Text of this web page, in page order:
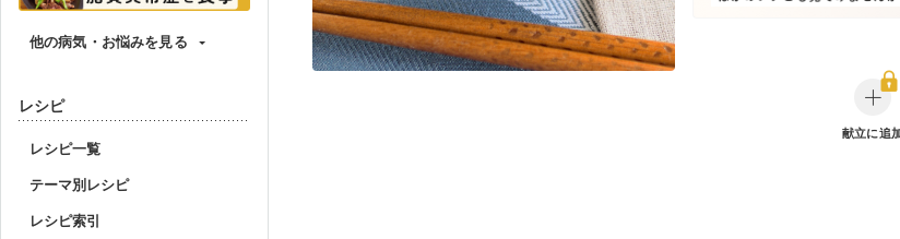
他の病気・お悩みを見る
レシピ
レシピ一覧
テーマ別レシピ
レシピ索引
献立に追